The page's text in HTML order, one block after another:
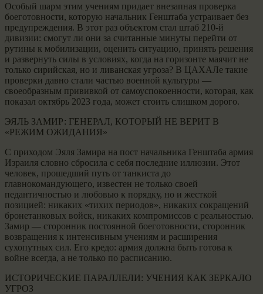
Особый шарм этим учениям придает внезапная проверка
боеготовности, которую начальник Генштаба устраивает без
предупреждения. В этот раз объектом стал штаб 210-й
дивизии: смогут ли они за считанные минуты перейти от
рутины к мобилизации, оценить ситуацию, принять решения
и развернуть силы в условиях, когда на горизонте маячит не
только сирийская, но и ливанская угроза? В ЦАХАЛе такие
проверки давно стали частью военной культуры —
своеобразным прививкой от самоуспокоенности, которая, как
показал октябрь 2023 года, может стоить слишком дорого.
ЭЯЛЬ ЗАМИР: ГЕНЕРАЛ, КОТОРЫЙ НЕ ВЕРИТ В
«РЕЖИМ ОЖИДАНИЯ»
С приходом Эяля Замира на пост начальника Генштаба армия
Израиля словно сбросила с себя последние иллюзии. Этот
человек, прошедший путь от танкиста до
главнокомандующего, известен не только своей
педантичностью и любовью к порядку, но и жесткой
позицией: никаких «тихих периодов», никаких сокращений
бронетанковых войск, никаких компромиссов с реальностью.
Замир — сторонник постоянной боеготовности, сторонник
возвращения к интенсивным учениям и расширения
сухопутных сил. Его кредо: армия должна быть готова к
войне всегда, а не только по расписанию.
ИСТОРИЧЕСКИЕ ПАРАЛЛЕЛИ: УЧЕНИЯ КАК ЗЕРКАЛО
УГРОЗ